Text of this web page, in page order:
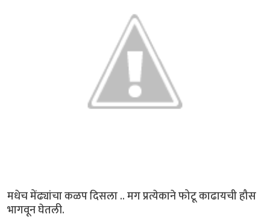
मधेच मेंढ्यांचा कळप दिसला .. मग प्रत्येकाने फोटू काढायची हौस
भागवून घेतली.